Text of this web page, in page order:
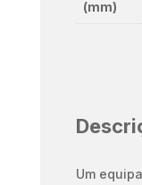
(mm)
Um